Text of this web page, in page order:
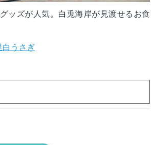
ッズが人気。白兎海岸が見渡せるお食
白うさぎ